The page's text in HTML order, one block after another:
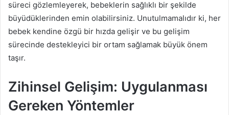
süreci gözlemleyerek, bebeklerin sağlıklı bir şekilde
büyüdüklerinden emin olabilirsiniz. Unutulmamalıdır ki, her
bebek kendine özgü bir hızda gelişir ve bu gelişim
sürecinde destekleyici bir ortam sağlamak büyük önem
taşır.
Zihinsel Gelişim: Uygulanması
Gereken Yöntemler